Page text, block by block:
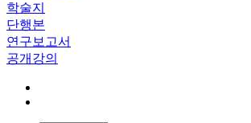
학술지
단행본
연구보고서
공개강의